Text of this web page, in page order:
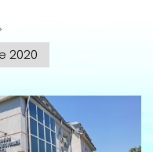
2020